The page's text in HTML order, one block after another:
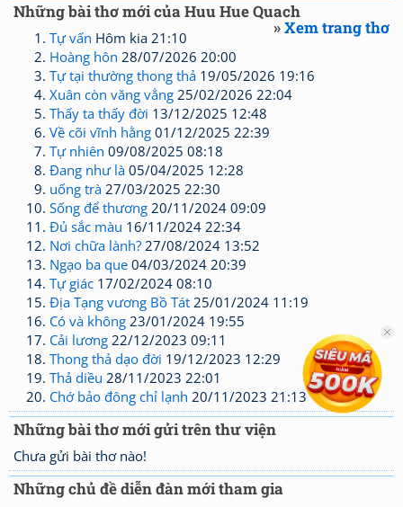
Những bài thơ mới của Huu Hue Quach
»Xem trang thơ
Tự vấn Hôm kia 21:10
Hoàng hôn 28/07/2026 20:00
Tự tại thường thong thả 19/05/2026 19:16
Xuân còn văng vẳng 25/02/2026 22:04
Thấy ta thấy đời 13/12/2025 12:48
Về cõi vĩnh hằng 01/12/2025 22:39
Tự nhiên 09/08/2025 08:18
Đang như là 05/04/2025 12:28
uống trà 27/03/2025 22:30
Sống để thương 20/11/2024 09:09
Đủ sắc màu 16/11/2024 22:34
Nơi chữa lành? 27/08/2024 13:52
Ngạo ba que 04/03/2024 20:39
Tự giác 17/02/2024 08:10
Địa Tạng vương Bồ Tát 25/01/2024 11:19
Có và không 23/01/2024 19:55
Cải lương 22/12/2023 09:11
Thong thả dạo đời 19/12/2023 12:29
Thả diều 28/11/2023 22:01
Chớ bảo đông chỉ lạnh 20/11/2023 21:13
Những bài thơ mới gửi trên thư viện
Chưa gửi bài thơ nào!
Những chủ đề diễn đàn mới tham gia